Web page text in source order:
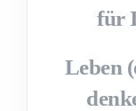
für
Leben